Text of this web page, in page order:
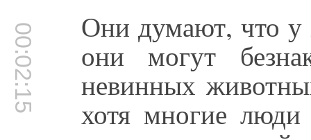
00:02:15 Они думают, что
они могут
невинных
хотя многие люди